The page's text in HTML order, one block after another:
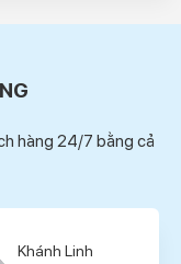
hàng 24/7 bằng cả
Khánh Linh